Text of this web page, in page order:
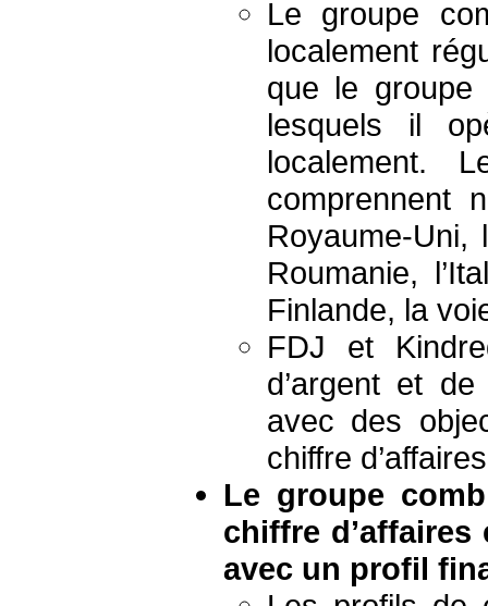
Le groupe
localement
que le
lesquels il
localement.
comprennent
Royaume-
Roumanie,
Finlande, la
FDJ et
d’argent et
avec des
chiffre
Le groupe
chiffre
avec un profil